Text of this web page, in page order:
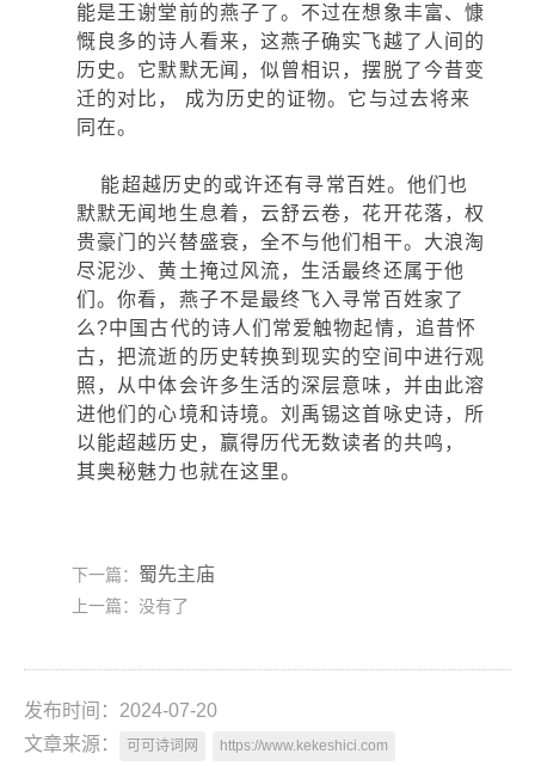
能是王谢堂前的燕子了。不过在想象丰富、慷
慨良多的诗人看来，这燕子确实飞越了人间的
历史。它默默无闻，似曾相识，摆脱了今昔变
迁的对比， 成为历史的证物。它与过去将来
同在。
能超越历史的或许还有寻常百姓。他们也
默默无闻地生息着，云舒云卷，花开花落，权
贵豪门的兴替盛衰，全不与他们相干。大浪淘
尽泥沙、黄土掩过风流，生活最终还属于他
们。你看，燕子不是最终飞入寻常百姓家了
么?中国古代的诗人们常爱触物起情，追昔怀
古，把流逝的历史转换到现实的空间中进行观
照，从中体会许多生活的深层意味，并由此溶
进他们的心境和诗境。刘禹锡这首咏史诗，所
以能超越历史，赢得历代无数读者的共鸣，
其奥秘魅力也就在这里。
下一篇： 蜀先主庙
上一篇：没有了
发布时间：2024-07-20
文章来源：
可可诗词网 https://www.kekeshici.com